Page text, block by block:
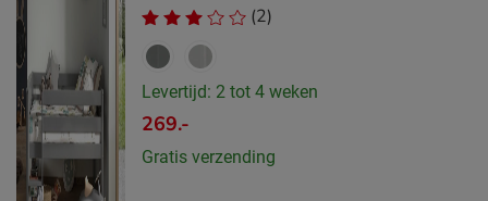
(2)
Levertijd: 2 tot 4 weken
269.-
Gratis verzending